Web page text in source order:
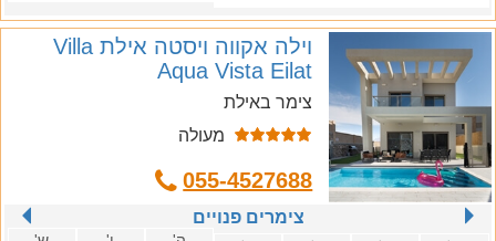
וילה אקווה ויסטה אילת Villa
Aqua Vista Eilat
צימר באילת
מעולה
055-4527688
צימרים פנויים